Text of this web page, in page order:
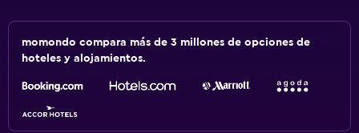
momondo compara más de 3 millones de opciones de
hoteles y alojamientos.